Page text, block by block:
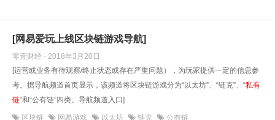
[网易爱玩上线区块链游戏导航]
零壹财经 · 2018年3月20日
[运营或业务有待观察/终止状态或存在严重问题），为玩家提供一定的信息参
考。据导航频道首页显示，该频道将区块链游戏分为“以太坊”、“链克”、“私有
链”和“公有链”四类。导航频道入口]
区块链 网易游戏 以太坊 链克 公有链